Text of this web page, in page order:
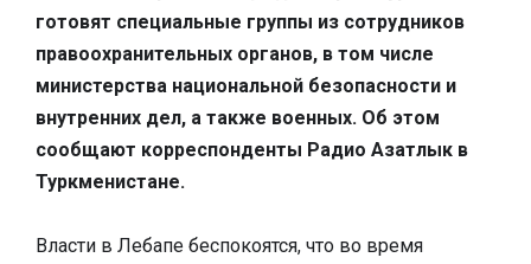
готовят специальные группы из сотрудников
правоохранительных органов, в том числе
министерства национальной безопасности и
внутренних дел, а также военных. Об этом
сообщают корреспонденты Радио Азатлык в
Туркменистане.
Власти в Лебапе беспокоятся, что во время